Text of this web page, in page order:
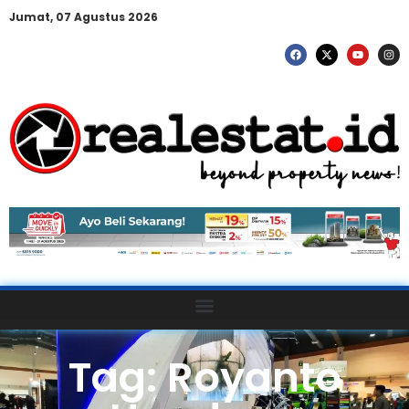
Jumat, 07 Agustus 2026
Tag: Royanto